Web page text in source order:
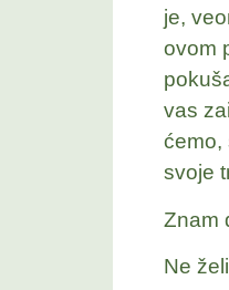
je,
ovom
vas
ćemo,
svoje
Znam
Ne